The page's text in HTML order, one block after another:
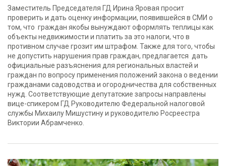
Заместитель Председателя ГД Ирина Яровая просит
проверить и дать оценку информации, появившейся в СМИ о
том, что граждан якобы вынуждают оформлять теплицы как
объекты недвижимости и платить за это налоги, что в
противном случае грозит им штрафом. Также для того, чтобы
не допустить нарушения прав граждан, предлагается дать
официальные разъяснения для региональных властей и
граждан по вопросу применения положений закона о ведении
гражданами садоводства и огородничества для собственных
нужд. Соответствующие депутатские запросы направлены
вице-спикером ГД Руководителю Федеральной налоговой
службы Михаилу Мишустину и руководителю Росреестра
Виктории Абрамченко.